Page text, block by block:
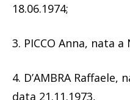
18.06.1974;
3. PICCO Anna, nata
4. D’AMBRA
data 21.11.1973,